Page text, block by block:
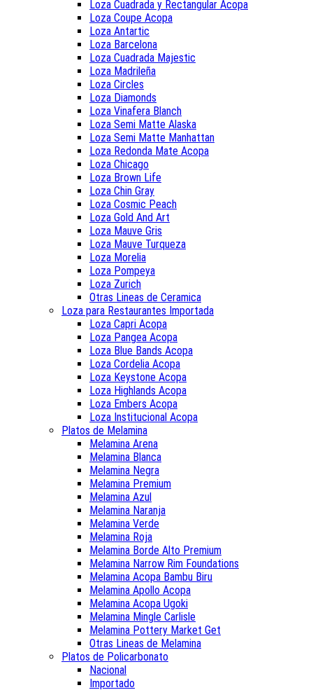
Loza Cuadrada y Rectangular Acopa
Loza Coupe Acopa
Loza Antartic
Loza Barcelona
Loza Cuadrada Majestic
Loza Madrileña
Loza Circles
Loza Diamonds
Loza Vinafera Blanch
Loza Semi Matte Alaska
Loza Semi Matte Manhattan
Loza Redonda Mate Acopa
Loza Chicago
Loza Brown Life
Loza Chin Gray
Loza Cosmic Peach
Loza Gold And Art
Loza Mauve Gris
Loza Mauve Turqueza
Loza Morelia
Loza Pompeya
Loza Zurich
Otras Lineas de Ceramica
Loza para Restaurantes Importada
Loza Capri Acopa
Loza Pangea Acopa
Loza Blue Bands Acopa
Loza Cordelia Acopa
Loza Keystone Acopa
Loza Highlands Acopa
Loza Embers Acopa
Loza Institucional Acopa
Platos de Melamina
Melamina Arena
Melamina Blanca
Melamina Negra
Melamina Premium
Melamina Azul
Melamina Naranja
Melamina Verde
Melamina Roja
Melamina Borde Alto Premium
Melamina Narrow Rim Foundations
Melamina Acopa Bambu Biru
Melamina Apollo Acopa
Melamina Acopa Ugoki
Melamina Mingle Carlisle
Melamina Pottery Market Get
Otras Lineas de Melamina
Platos de Policarbonato
Nacional
Importado